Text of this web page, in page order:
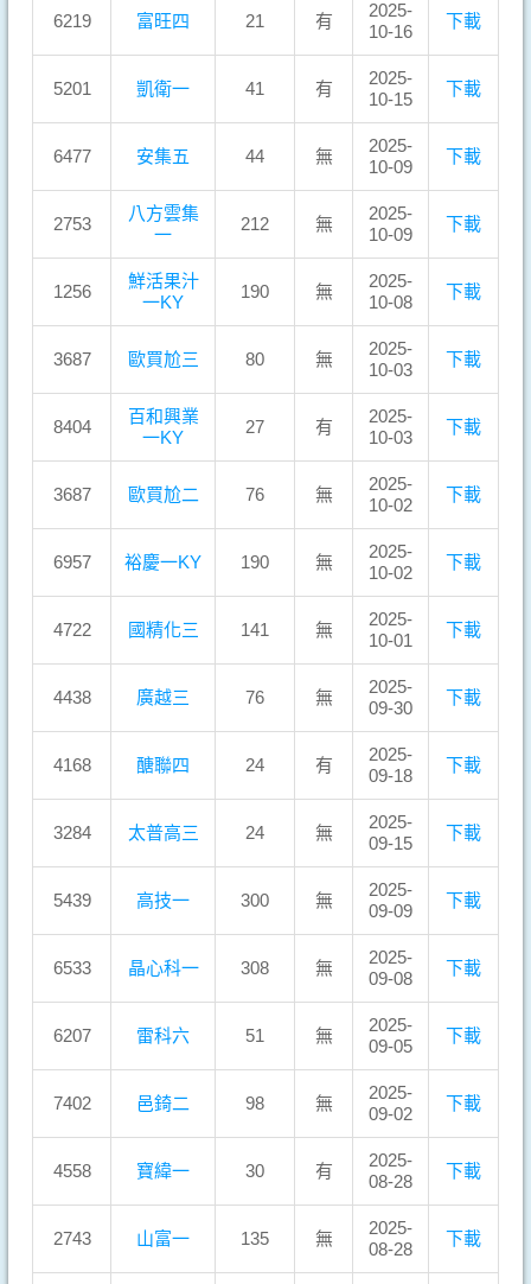
6219 富旺四 21 有
2025-
10-16
下載
5201 凱衛一 41 有
2025-
10-15
下載
6477 安集五 44 無
2025-
10-09
下載
2753
八方雲集
一
212 無
2025-
10-09
下載
1256
鮮活果汁
一KY
190 無
2025-
10-08
下載
3687 歐買尬三 80 無
2025-
10-03
下載
8404
百和興業
一KY
27 有
2025-
10-03
下載
3687 歐買尬二 76 無
2025-
10-02
下載
6957 裕慶一KY 190 無
2025-
10-02
下載
4722 國精化三 141 無
2025-
10-01
下載
4438 廣越三 76 無
2025-
09-30
下載
4168 醣聯四 24 有
2025-
09-18
下載
3284 太普高三 24 無
2025-
09-15
下載
5439 高技一 300 無
2025-
09-09
下載
6533 晶心科一 308 無
2025-
09-08
下載
6207 雷科六 51 無
2025-
09-05
下載
7402 邑錡二 98 無
2025-
09-02
下載
4558 寶緯一 30 有
2025-
08-28
下載
2743 山富一 135 無
2025-
08-28
下載